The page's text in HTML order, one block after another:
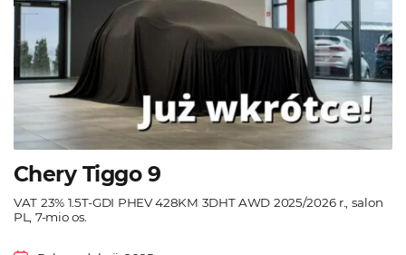
Chery Tiggo 9
VAT 23% 1.5T-GDI PHEV 428KM 3DHT AWD 2025/2026 r., salon
PL, 7-mio os.